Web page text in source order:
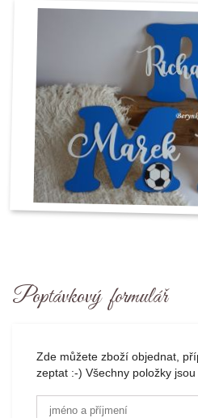
Poptávkový formulář
Zde můžete zboží objednat,
zeptat :-) Všechny položky jsou